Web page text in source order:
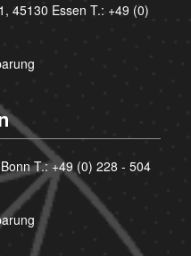
45130 Essen T.: +49 (0)
T.:+49 (0) 228 - 504